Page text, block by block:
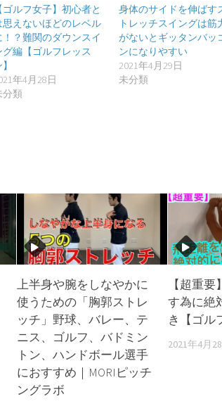
ゴルフ女子】初心者と
思えないほどのレベル
！？難関のダウンスイ
グ編【ゴルフレッス
年4月28日
分類
身体のサイドを伸ばす
トレッチスイングは筋
がないとギッタンバッ
ンになりやすい
2021年4月29日
未分類
上半身や腕をしなやかに
使うための「胸郭ストレ
ッチ」野球、バレー、テ
ニス、ゴルフ、バドミン
トン、ハンドボール選手
におすすめ｜MORIピッチ
ングラボ
【超重
す為に絶
き【ゴル
2021年4月